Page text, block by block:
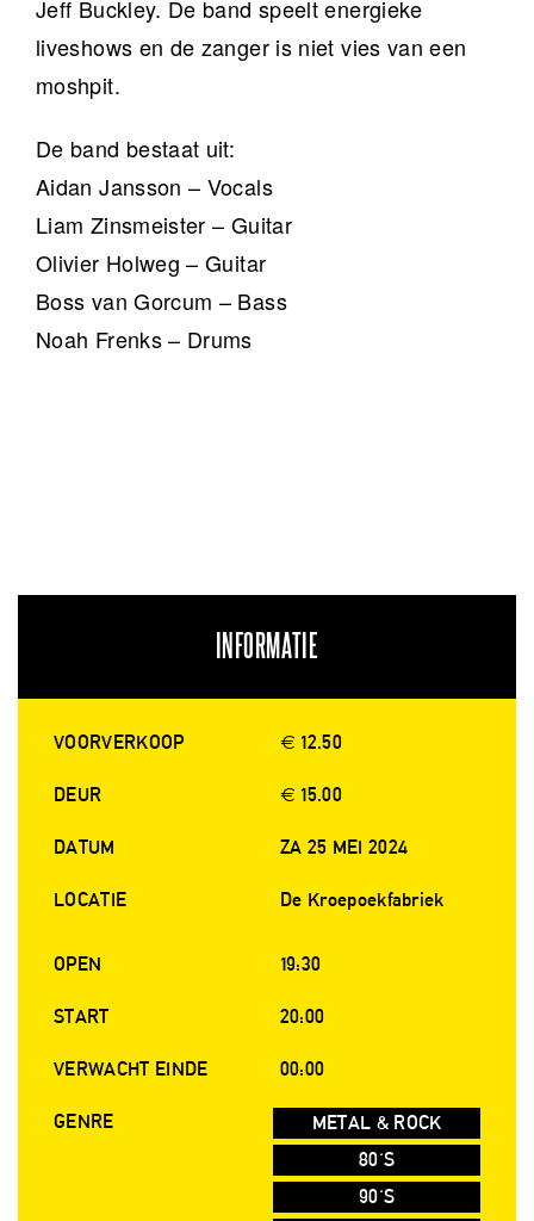
Jeff Buckley. De band speelt energieke
liveshows en de zanger is niet vies van een
moshpit.
De band bestaat uit:
Aidan Jansson – Vocals
Liam Zinsmeister – Guitar
Olivier Holweg – Guitar
Boss van Gorcum – Bass
Noah Frenks – Drums
INFORMATIE
VOORVERKOOP € 12.50
DEUR € 15.00
DATUM ZA 25 MEI 2024
LOCATIE De Kroepoekfabriek
OPEN 19:30
START 20:00
VERWACHT EINDE 00:00
GENRE
METAL & ROCK
80'S
90'S